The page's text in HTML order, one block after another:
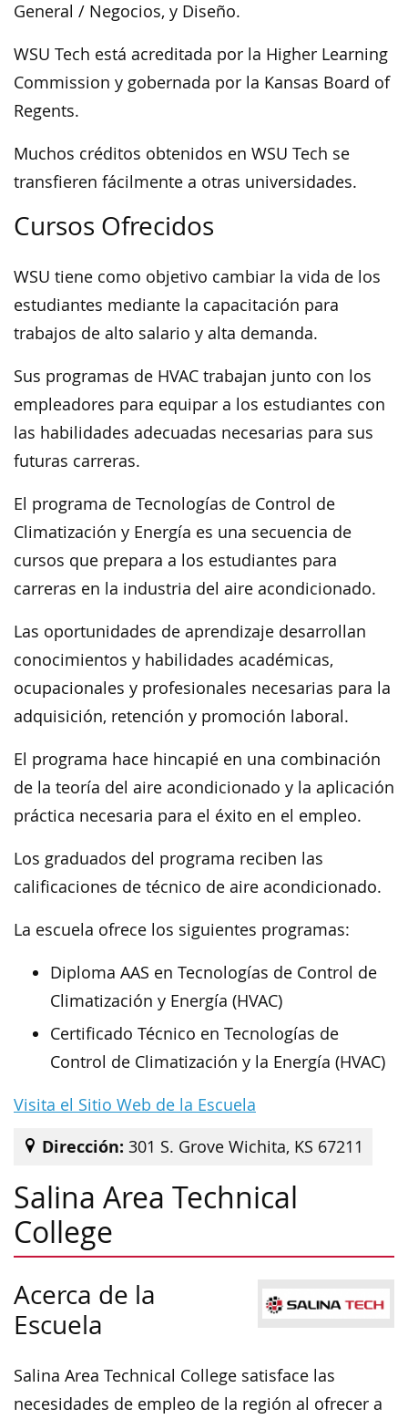
General / Negocios, y Diseño.
WSU Tech está acreditada por la Higher Learning
Commission y gobernada por la Kansas Board of
Regents.
Muchos créditos obtenidos en WSU Tech se
transfieren fácilmente a otras universidades.
Cursos Ofrecidos
WSU tiene como objetivo cambiar la vida de los
estudiantes mediante la capacitación para
trabajos de alto salario y alta demanda.
Sus programas de HVAC trabajan junto con los
empleadores para equipar a los estudiantes con
las habilidades adecuadas necesarias para sus
futuras carreras.
El programa de Tecnologías de Control de
Climatización y Energía es una secuencia de
cursos que prepara a los estudiantes para
carreras en la industria del aire acondicionado.
Las oportunidades de aprendizaje desarrollan
conocimientos y habilidades académicas,
ocupacionales y profesionales necesarias para la
adquisición, retención y promoción laboral.
El programa hace hincapié en una combinación
de la teoría del aire acondicionado y la aplicación
práctica necesaria para el éxito en el empleo.
Los graduados del programa reciben las
calificaciones de técnico de aire acondicionado.
La escuela ofrece los siguientes programas:
Diploma AAS en Tecnologías de Control de
Climatización y Energía (HVAC)
Certificado Técnico en Tecnologías de
Control de Climatización y la Energía (HVAC)
Visita el Sitio Web de la Escuela
Dirección: 301 S. Grove Wichita, KS 67211
Salina Area Technical
College
Acerca de la
Escuela
Salina Area Technical College satisface las
necesidades de empleo de la región al ofrecer a